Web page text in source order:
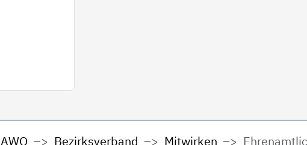
AWO Bezirksverband Mitwirken